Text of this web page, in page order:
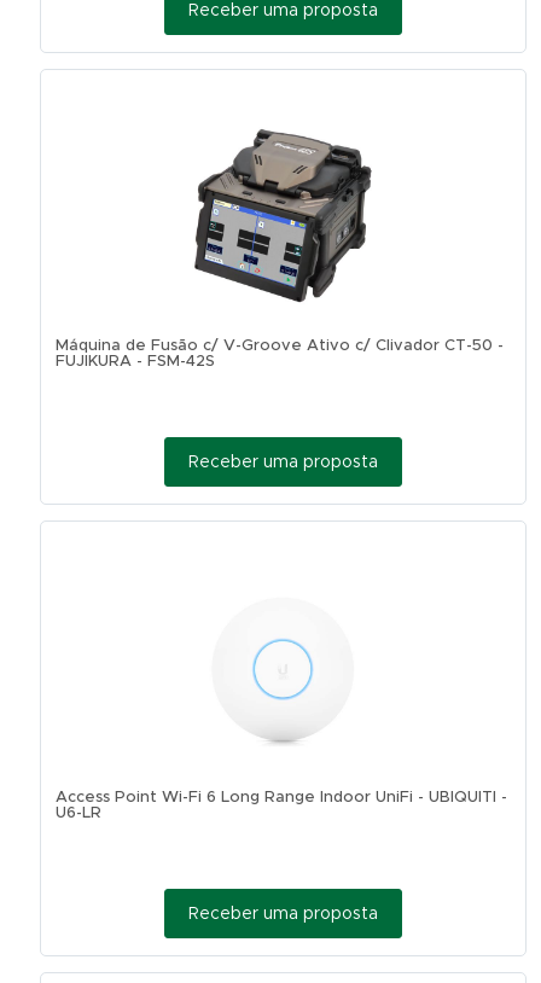
Receber uma proposta
Máquina de Fusão c/ V-Groove Ativo c/ Clivador CT-50 -
FUJIKURA - FSM-42S
Receber uma proposta
Access Point Wi-Fi 6 Long Range Indoor UniFi - UBIQUITI -
U6-LR
Receber uma proposta